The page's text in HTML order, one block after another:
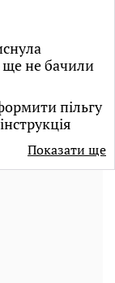
ще не бачили
пільгу
Показати ще